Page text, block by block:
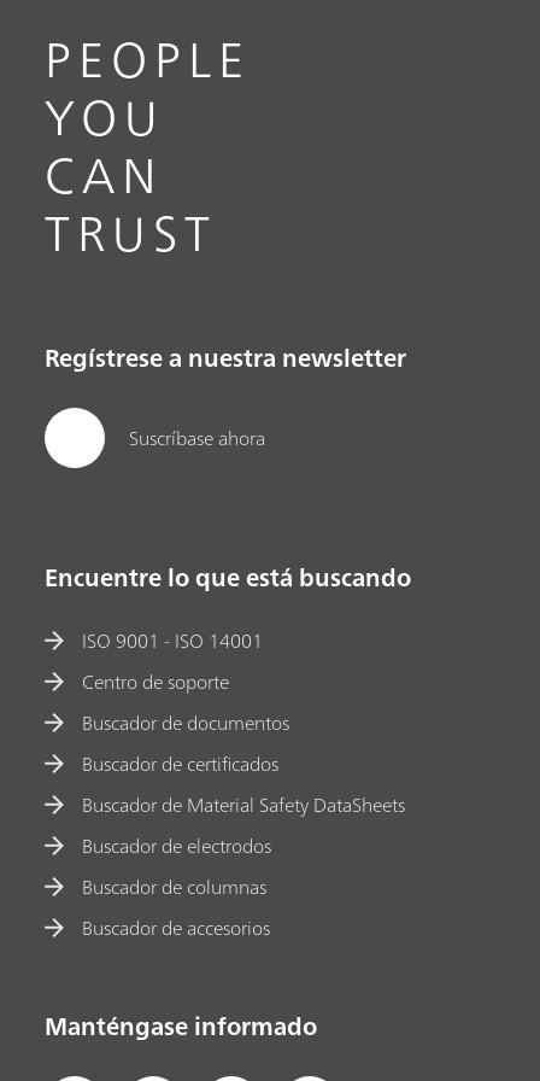
PEOPLE
YOU
CAN
TRUST
Regístrese a nuestra newsletter
Suscríbase ahora
Encuentre lo que está buscando
ISO 9001 - ISO 14001
Centro de soporte
Buscador de documentos
Buscador de certificados
Buscador de Material Safety DataSheets
Buscador de electrodos
Buscador de columnas
Buscador de accesorios
Manténgase informado